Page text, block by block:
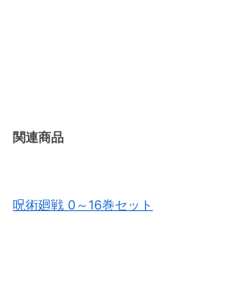
関連商品
呪術廻戦 0～16巻セット